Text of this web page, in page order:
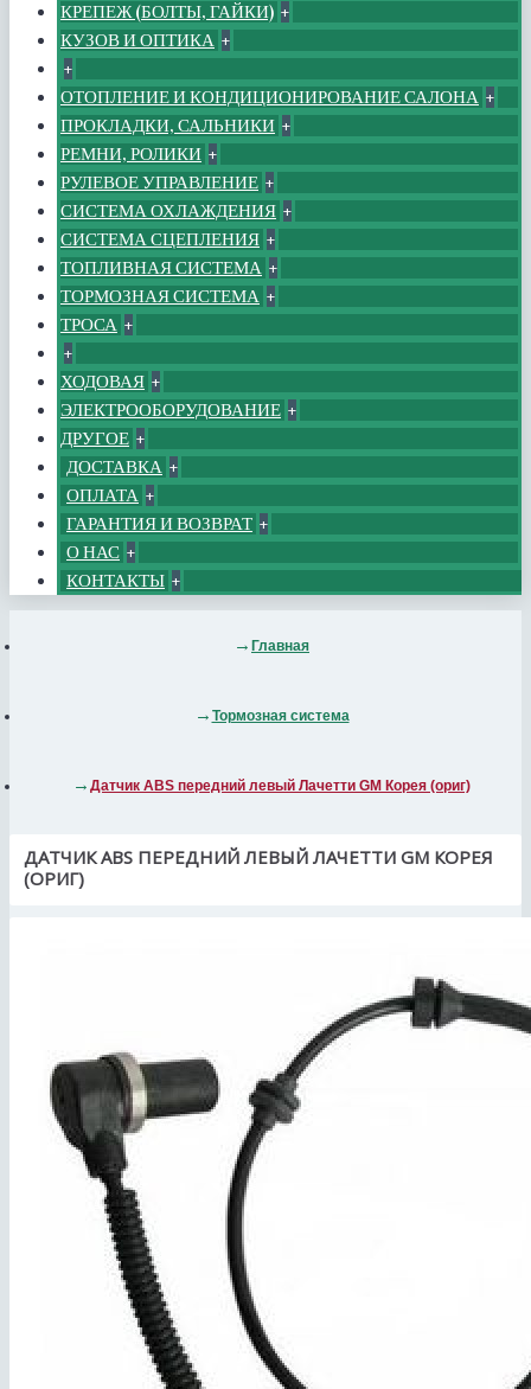
КРЕПЕЖ (БОЛТЫ, ГАЙКИ) +
КУЗОВ И ОПТИКА +
+
ОТОПЛЕНИЕ И КОНДИЦИОНИРОВАНИЕ САЛОНА +
ПРОКЛАДКИ, САЛЬНИКИ +
РЕМНИ, РОЛИКИ +
РУЛЕВОЕ УПРАВЛЕНИЕ +
СИСТЕМА ОХЛАЖДЕНИЯ +
СИСТЕМА СЦЕПЛЕНИЯ +
ТОПЛИВНАЯ СИСТЕМА +
ТОРМОЗНАЯ СИСТЕМА +
ТРОСА +
+
ХОДОВАЯ +
ЭЛЕКТРООБОРУДОВАНИЕ +
ДРУГОЕ +
ДОСТАВКА +
ОПЛАТА +
ГАРАНТИЯ И ВОЗВРАТ +
О НАС +
КОНТАКТЫ +
Главная
Тормозная система
Датчик ABS передний левый Лачетти GM Корея (ориг)
ДАТЧИК ABS ПЕРЕДНИЙ ЛЕВЫЙ ЛАЧЕТТИ GM КОРЕЯ
(ОРИГ)